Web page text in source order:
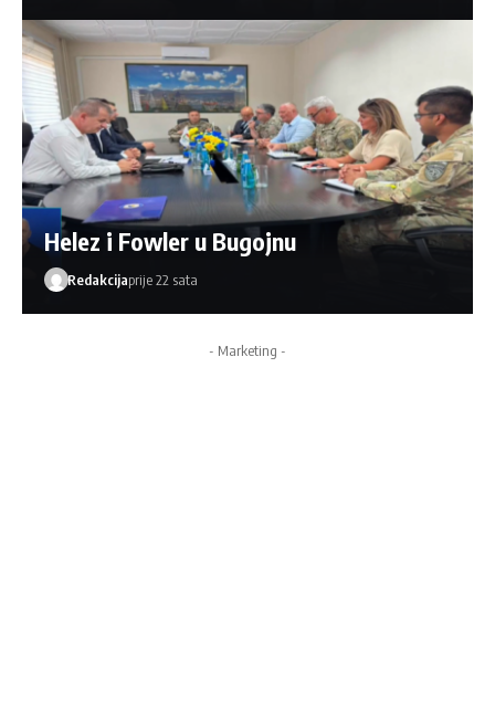
Helez i Fowler u Bugojnu
Redakcijaprije 22 sata
- Marketing -